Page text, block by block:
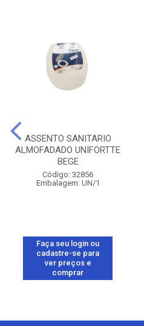
ASSENTO SANITARIO
ALMOFADADO UNIFORTTE
BEGE
Código: 32856
Embalagem: UN/1
Faça seu login ou
cadastre-se para
ver preços e
comprar